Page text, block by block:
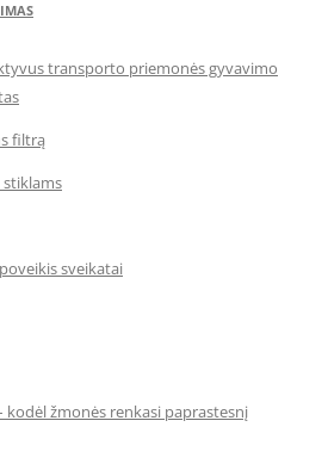
transporto priemonės gyvavimo
filtrą
sveikatai
žmonės renkasi paprastesnį